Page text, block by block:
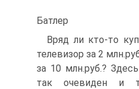
Батлер
Вряд ли кто-то
телевизор за 2
за 10 млн.руб.?
так очевиден и